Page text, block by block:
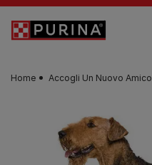
Skip to main content
Home Accogli Un Nuovo Amico